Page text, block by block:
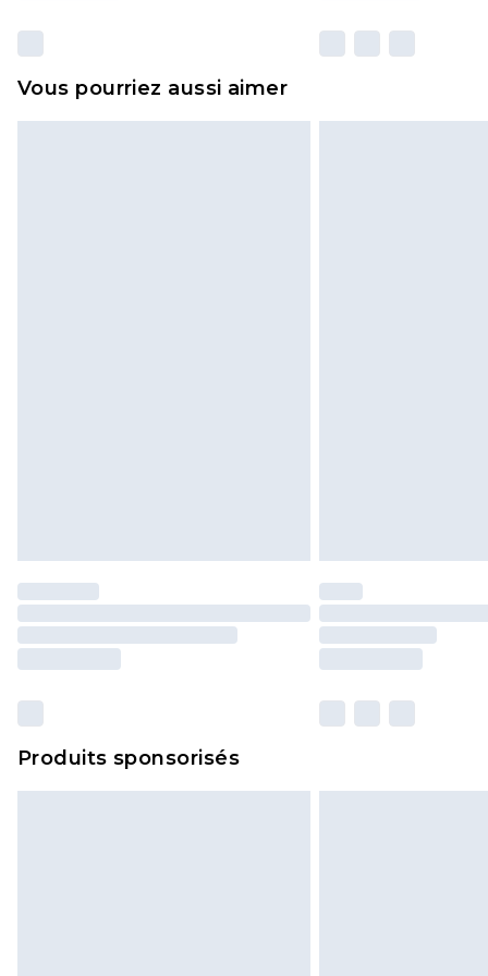
Vous pourriez aussi aimer
Produits sponsorisés